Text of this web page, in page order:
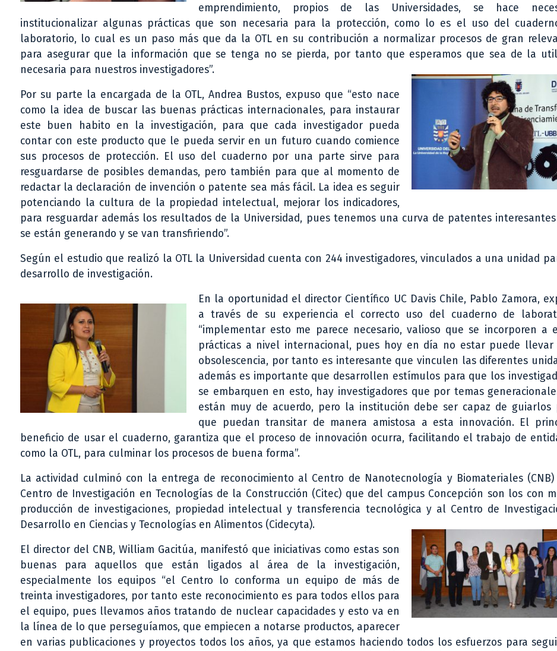
emprendimiento, propios de las Universidades, se hace
institucionalizar algunas prácticas que son necesaria para la protección, como lo es el uso del
laboratorio, lo cual es un paso más que da la OTL en su contribución a normalizar procesos de gran
para asegurar que la información que se tenga no se pierda, por tanto que esperamos que sea de la
necesaria para nuestros investigadores”.
Por su parte la encargada de la OTL, Andrea Bustos, expuso que “esto nace
como la idea de buscar las buenas prácticas internacionales, para instaurar
este buen habito en la investigación, para que cada investigador pueda
contar con este producto que le pueda servir en un futuro cuando comience
sus procesos de protección. El uso del cuaderno por una parte sirve para
resguardarse de posibles demandas, pero también para que al momento de
redactar la declaración de invención o patente sea más fácil. La idea es seguir
potenciando la cultura de la propiedad intelectual, mejorar los indicadores,
para resguardar además los resultados de la Universidad, pues tenemos una curva de patentes
se están generando y se van transfiriendo”.
Según el estudio que realizó la OTL la Universidad cuenta con 244 investigadores, vinculados a una unidad
desarrollo de investigación.
En la oportunidad el director Científico UC Davis Chile, Pablo Zamora,
a través de su experiencia el correcto uso del cuaderno de
“implementar esto me parece necesario, valioso que se incorporen a
prácticas a nivel internacional, pues hoy en día no estar puede
obsolescencia, por tanto es interesante que vinculen las diferentes
además es importante que desarrollen estímulos para que los
se embarquen en esto, hay investigadores que por temas
están muy de acuerdo, pero la institución debe ser capaz de guiarlos
que puedan transitar de manera amistosa a esta innovación. El
beneficio de usar el cuaderno, garantiza que el proceso de innovación ocurra, facilitando el trabajo de
como la OTL, para culminar los procesos de buena forma”.
La actividad culminó con la entrega de reconocimiento al Centro de Nanotecnología y Biomateriales
Centro de Investigación en Tecnologías de la Construcción (Citec) que del campus Concepción son los con
producción de investigaciones, propiedad intelectual y transferencia tecnológica y al Centro de
Desarrollo en Ciencias y Tecnologías en Alimentos (Cidecyta).
El director del CNB, William Gacitúa, manifestó que iniciativas como estas son
buenas para aquellos que están ligados al área de la investigación,
especialmente los equipos “el Centro lo conforma un equipo de más de
treinta investigadores, por tanto este reconocimiento es para todos ellos para
el equipo, pues llevamos años tratando de nuclear capacidades y esto va en
la línea de lo que perseguíamos, que empiecen a notarse productos, aparecer
en varias publicaciones y proyectos todos los años, ya que estamos haciendo todos los esfuerzos para